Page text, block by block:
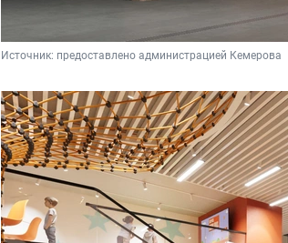
Источник: предоставлено администрацией Кемерова